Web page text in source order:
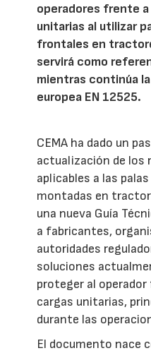
operadores frente a
unitarias al utilizar
frontales en
servirá como
mientras continúa
europea EN 12525.
CEMA ha dado un
actualización de los
aplicables a las
montadas en
una nueva Guía
a fabricantes,
autoridades
soluciones
proteger al
cargas unitarias,
durante las
El documento nace